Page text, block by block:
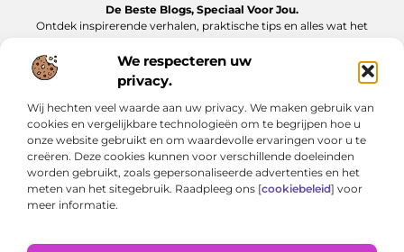
We respecteren uw
privacy.
Wij hechten veel waarde aan uw privacy. We maken gebruik van
cookies en vergelijkbare technologieën om te begrijpen hoe u
onze website gebruikt en om waardevolle ervaringen voor u te
creëren. Deze cookies kunnen voor verschillende doeleinden
worden gebruikt, zoals gepersonaliseerde advertenties en het
meten van het sitegebruik. Raadpleeg ons [cookiebeleid] voor
meer informatie.
De Beste Blogs, Speciaal Voor Jou.
Ontdek inspirerende verhalen, praktische tips en alles wat het
Boerderijtuinen.nl.
Onze informatie